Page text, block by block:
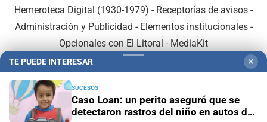
Hemeroteca Digital (1930-1979) - Receptorías de avisos -
Administración y Publicidad - Elementos institucionales-
Opcionales con El Litoral - MediaKit
TE PUEDE INTERESAR ✕
SUCESOS
Caso Loan: un perito aseguró que se
detectaron rastros del niño en autos de